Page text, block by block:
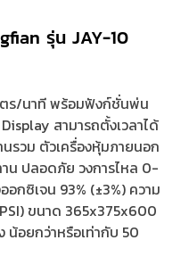
รุ่น JAY-10
ตร/นาที พร้อมฟังก์ชั่นพ่น
สามารถตั้งเวลาได้
นรวม ตัวเครื่องหุ้มภายนอก
น ปลอดภัย วงการไหล 0-
กซิเจน 93% (±3%) ความ
ขนาด 365x375x600
น้อยกว่าหรือเท่ากับ 50